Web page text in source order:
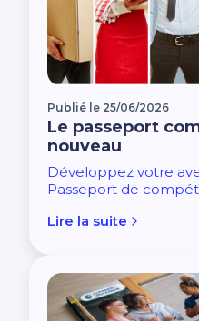
Publié le 25/06/2026
Le passeport
nouveau
Développez votre
Passeport de
Lire la suite